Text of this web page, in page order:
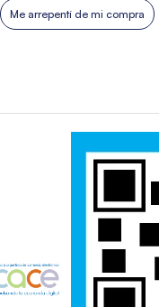
Me arrepentí de mi compra